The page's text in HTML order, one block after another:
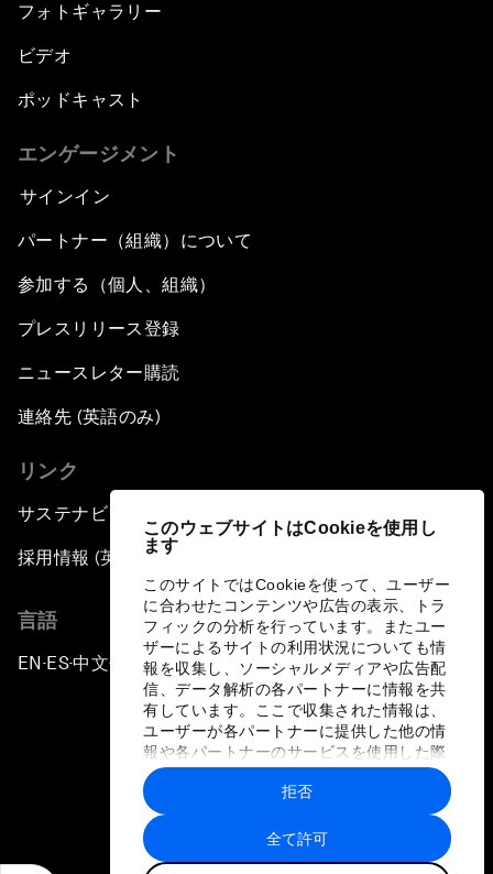
このウェブサイトはCookieを使用し
ます
このサイトではCookieを使って、ユーザー
に合わせたコンテンツや広告の表示、トラ
フィックの分析を行っています。またユー
ザーによるサイトの利用状況についても情
報を収集し、ソーシャルメディアや広告配
信、データ解析の各パートナーに情報を共
有しています。ここで収集された情報は、
ユーザーが各パートナーに提供した他の情
報や各パートナーのサービスを使用した際
に収集された情報と組み合わされ、各パー
トナーによって使用されることがありま
す。
全て許可
拒否
フォトギャラリー
ビデオ
ポッドキャスト
エンゲージメント
サインイン
パートナー（組織）について
参加する（個人、組織）
プレスリリース登録
ニュースレター購読
連絡先 (英語のみ)
リンク
サステナビリティへの取り組み
採用情報 (英語のみ)
言語
EN ▪ES▪中文▪ 日本語
プライバシーポリシーと利用規約
サイトマップ